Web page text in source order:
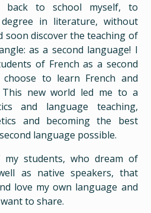
back to school myself, to
in literature, without
soon discover the teaching of
as a second language! I
of French as a second
to learn French and
This new world led me to a
and language teaching,
and becoming the best
language possible.
my students, who dream of
as native speakers, that
love my own language and
to share.